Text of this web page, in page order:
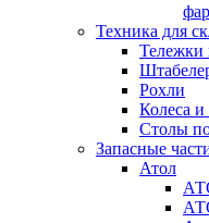
Техника для
Тележки
Рохли
Колеса
Столы
Запасные
Атол